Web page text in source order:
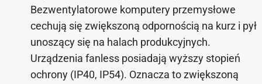
Bezwentylatorowe komputery przemysłowe
cechują się zwiększoną odpornością na kurz i pył
unoszący się na halach produkcyjnych.
Urządzenia fanless posiadają wyższy stopień
ochrony (IP40, IP54). Oznacza to zwiększoną